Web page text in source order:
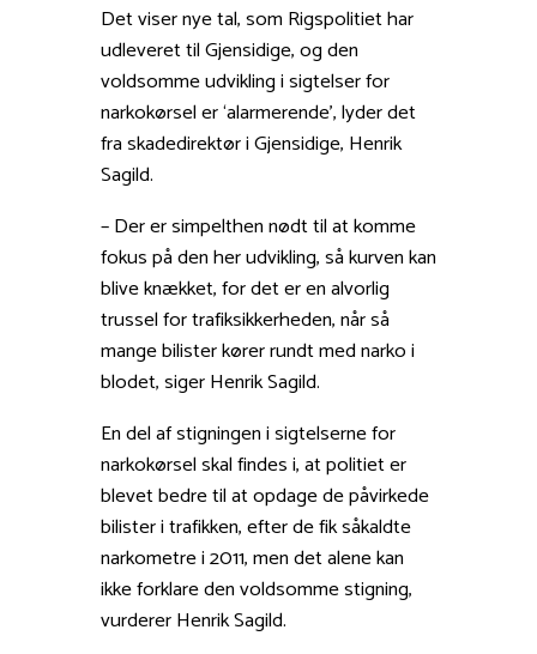
Det viser nye tal, som Rigspolitiet har
udleveret til Gjensidige, og den
voldsomme udvikling i sigtelser for
narkokørsel er ‘alarmerende’, lyder det
fra skadedirektør i Gjensidige, Henrik
Sagild.
– Der er simpelthen nødt til at komme
fokus på den her udvikling, så kurven kan
blive knækket, for det er en alvorlig
trussel for trafiksikkerheden, når så
mange bilister kører rundt med narko i
blodet, siger Henrik Sagild.
En del af stigningen i sigtelserne for
narkokørsel skal findes i, at politiet er
blevet bedre til at opdage de påvirkede
bilister i trafikken, efter de fik såkaldte
narkometre i 2011, men det alene kan
ikke forklare den voldsomme stigning,
vurderer Henrik Sagild.